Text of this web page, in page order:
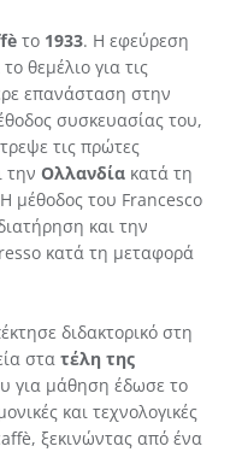
το 1933. Η εφεύρεση
θεμέλιο για τις
επανάσταση στην
συσκευασίας του,
τις πρώτες
την Ολλανδία κατά τη
μέθοδος του Francesco
και την
κατά τη μεταφορά
διδακτορικό στη
στα τέλη της
για μάθηση έδωσε το
και τεχνολογικές
ξεκινώντας από ένα